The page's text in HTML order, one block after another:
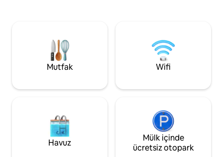
Chico Kanalları'nda yer almasıdır.
Mutfak Wifi
Havuz
Mülk içinde
ücretsiz otopark